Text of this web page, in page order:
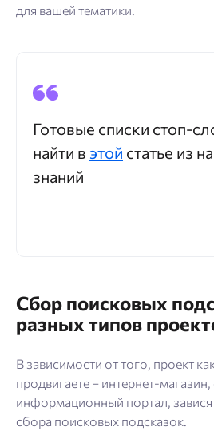
для вашей тематики.
Готовые списки стоп-
найти в этой статье из
знаний
Сбор поисковых
разных типов
В зависимости от того, проект
продвигаете – интернет-магазин,
информационный портал,
сбора поисковых подсказок.